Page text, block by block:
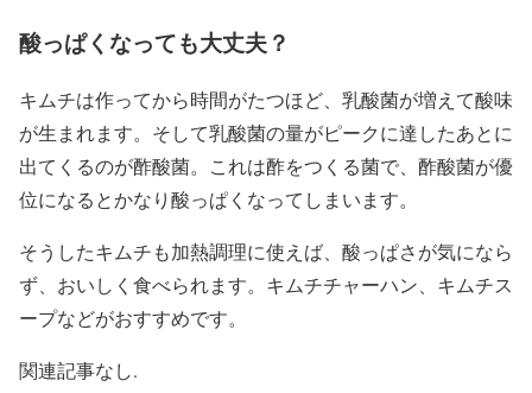
酸っぱくなっても大丈夫？
キムチは作ってから時間がたつほど、乳酸菌が増えて酸味
が生まれます。そして乳酸菌の量がピークに達したあとに
出てくるのが酢酸菌。これは酢をつくる菌で、酢酸菌が優
位になるとかなり酸っぱくなってしまいます。
そうしたキムチも加熱調理に使えば、酸っぱさが気になら
ず、おいしく食べられます。キムチチャーハン、キムチス
ープなどがおすすめです。
関連記事なし.